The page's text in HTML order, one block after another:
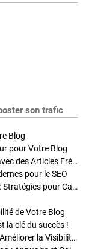
son trafic
Blog
pour Votre Blog
Stratégies de Publication : Boostez Votre Blog avec des Articles Fréquents et Exclusifs
pour le SEO
Enrichir Vos Articles avec des Contenus Riches : Stratégies pour Captiver et Optimiser
de Votre Blog
la clé du succès !
Optimisation SEO des Articles : Stratégies pour Améliorer la Visibilité de Votre Blog